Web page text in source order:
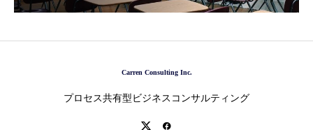
Carren Consulting Inc.
プロセス共有型ビジネスコンサルティング